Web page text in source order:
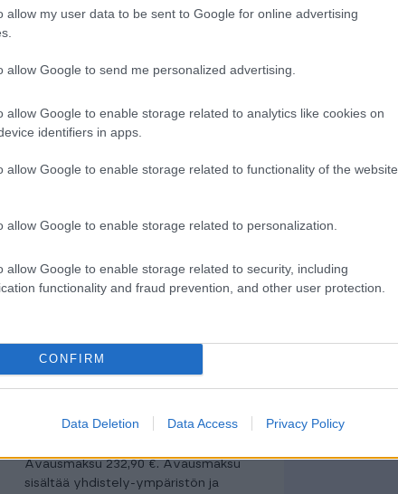
allow my user data to be sent to Google for online advertising
allow Google to send me personalized advertising.
allow Google to enable storage related to analytics like cookies on
identifiers in apps.
allow Google to enable storage related to functionality of the website
allow Google to enable storage related to personalization.
allow Google to enable storage related to security, including
functionality and fraud prevention, and other user protection.
CONFIRM
Data Deletion Data Access Privacy Policy
tuotantokäyttöön?
laskutetaan?
aktivoi Konsernilaskenta-
käyttöön.
asiantuntijamme kanssa?Jätä
Finago Procountorin ohjekirjasta.
Avausmaksu 232,90 €. Avausmaksu
sisältää yhdistely-ympäristön ja